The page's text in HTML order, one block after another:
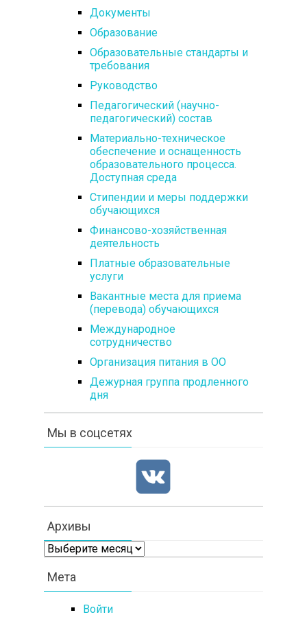
Документы
Образование
Образовательные стандарты и
требования
Руководство
Педагогический (научно-
педагогический) состав
Материально-техническое
обеспечение и оснащенность
образовательного процесса.
Доступная среда
Стипендии и меры поддержки
обучающихся
Финансово-хозяйственная
деятельность
Платные образовательные
услуги
Вакантные места для приема
(перевода) обучающихся
Международное
сотрудничество
Организация питания в ОО
Дежурная группа продленного
дня
Мы в соцсетях
Архивы
Архивы
Мета
Войти